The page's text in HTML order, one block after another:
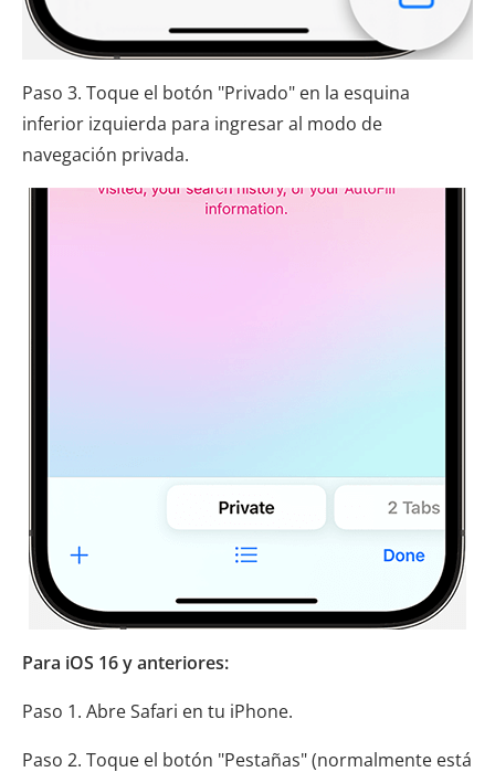
Paso 3. Toque el botón "Privado" en la esquina
inferior izquierda para ingresar al modo de
navegación privada.
Para iOS 16 y anteriores:
Paso 1. Abre Safari en tu iPhone.
Paso 2. Toque el botón "Pestañas" (normalmente está